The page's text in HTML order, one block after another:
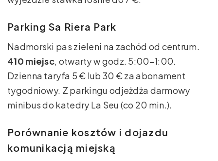
Parking Sa Riera Park
Nadmorski pas zieleni na zachód od centrum.
410 miejsc, otwarty w godz. 5:00–1:00.
Dzienna taryfa 5 € lub 30 € za abonament
tygodniowy. Z parkingu odjeżdża darmowy
minibus do katedry La Seu (co 20 min.).
Porównanie kosztów i dojazdu
komunikacją miejską